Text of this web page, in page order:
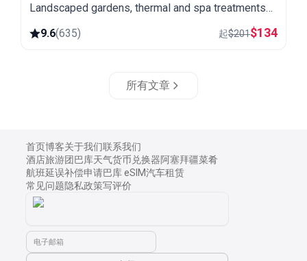
Landscaped gardens, thermal and spa treatments
9.6(635) 起$201$134
所有文章
首页博客关于我们联系我们
酒店旅游团巴库天气货币兑换器阿塞拜疆菜肴
航班延误补偿申请巴库 eSIM汽车租赁
常见问题隐私政策写评价
电子邮箱